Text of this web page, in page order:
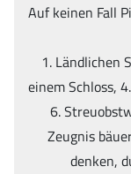
Auf keinen Fall
1. Ländlichen
einem Schloss,
6.
Zeugnis
denken,